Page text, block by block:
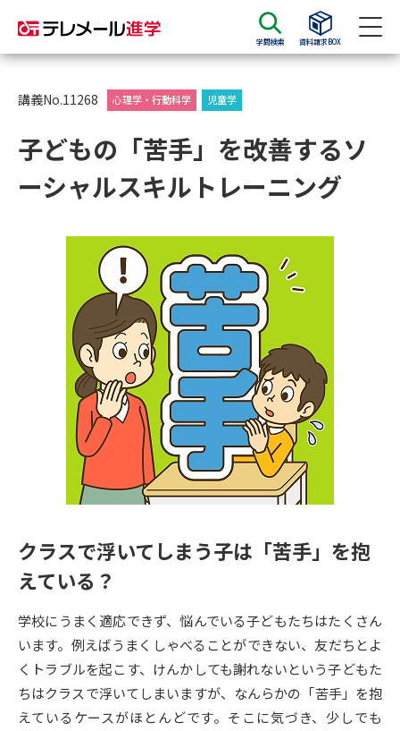
学問検索 資料請求BOX
資料請求
大学・短大の資料種類から請求
総合型選抜・学校推薦型選抜 募
大学入学共通テスト利用選抜の
募集要項＆願書
大学・短大以外の資料から請求
専門学校の資料請求 大学院の資料請求
留学・進学関連、塾・予備校
大学入学共通テスト「受験案
内」の請求
大学入学共通テスト「受験上の
配慮案内」の請求
高等学校卒業程度認定試験
幼稚園教員資格認定試験 小学校教員資格認定試験
高等学校（情報）教員資格認定
大学研究 大学検索
講義No.11268 心理学・行動科学 児童学
子どもの「苦手」を改善するソ
ーシャルスキルトレーニング
クラスで浮いてしまう子は「苦手」を抱
えている？
学校にうまく適応できず、悩んでいる子どもたちはたくさん
います。例えばうまくしゃべることができない、友だちとよ
くトラブルを起こす、けんかしても謝れないという子どもた
ちはクラスで浮いてしまいますが、なんらかの「苦手」を抱
えているケースがほとんどです。そこに気づき、少しでも